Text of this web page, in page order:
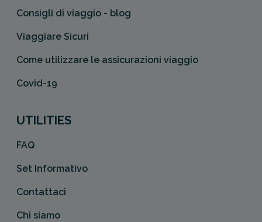
Consigli di viaggio - blog
Viaggiare Sicuri
Come utilizzare le assicurazioni viaggio
Covid-19
UTILITIES
FAQ
Set Informativo
Contattaci
Chi siamo